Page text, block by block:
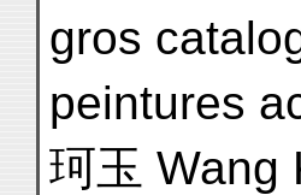
gros
peintures
珂玉 Wang